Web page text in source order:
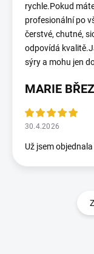
rychle.Pokud
profesionální po
čerstvé, chutné,
odpovídá
sýry a mohu jen
MARIE
30.4.2026
Už jsem